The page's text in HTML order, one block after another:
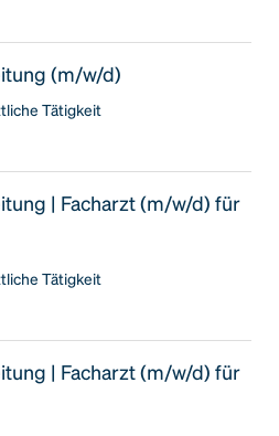
(m/w/d)
Tätigkeit
| Facharzt (m/w/d) für
Tätigkeit
| Facharzt (m/w/d) für